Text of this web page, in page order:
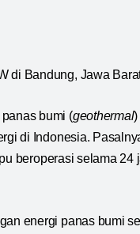
di Bandung, Jawa
bumi (geothermal)
di Indonesia.
beroperasi selama 24
energi panas bumi